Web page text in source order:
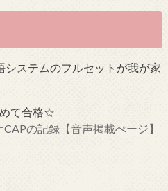
ステムのフルセットが我が家
て合格☆
の記録【音声掲載ぺージ】